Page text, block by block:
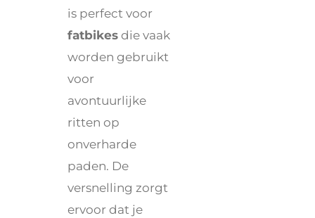
is perfect voor
fatbikesdie vaak
worden gebruikt
voor
avontuurlijke
ritten op
onverharde
paden. De
versnelling zorgt
ervoor dat je